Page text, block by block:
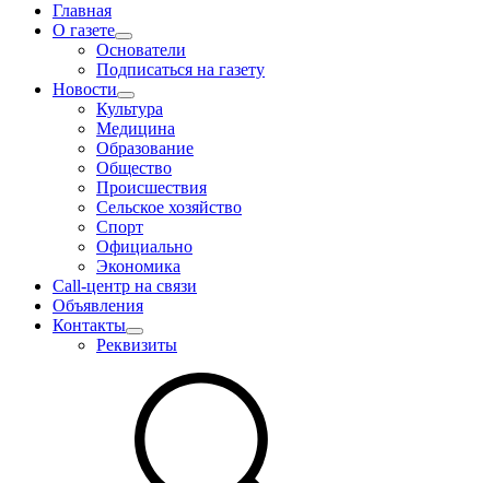
Главная
О газете
Основатели
Подписаться на газету
Новости
Культура
Медицина
Образование
Общество
Происшествия
Сельское хозяйство
Спорт
Официально
Экономика
Call-центр на связи
Объявления
Контакты
Реквизиты